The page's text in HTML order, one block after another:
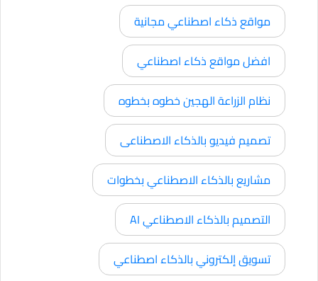
مواقع ذكاء اصطناعي مجانية
افضل مواقع ذكاء اصطناعي
نظام الزراعة الهجين خطوه بخطوه
تصميم فيديو بالذكاء الاصطناعى
مشاريع بالذكاء الاصطناعي بخطوات
التصميم بالذكاء الاصطناعي AI
تسويق إلكتروني بالذكاء اصطناعي